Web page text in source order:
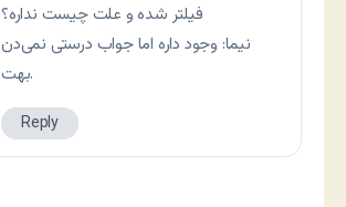
فیلتر شده و علت چیست نداره؟
نیما: وجود داره اما جواب درستی نمی‌دن
بهت.
Reply